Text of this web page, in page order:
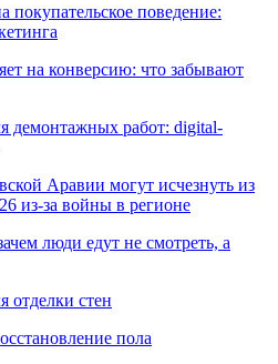
покупательское поведение:
на конверсию: что забывают
демонтажных работ: digital-
Аравии могут исчезнуть из
из-за войны в регионе
люди едут не смотреть, а
отделки стен
пола